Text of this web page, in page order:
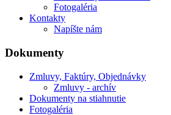
Fotogaléria
Kontakty
Napíšte nám
Dokumenty
Zmluvy, Faktúry, Objednávky
Zmluvy - archív
Dokumenty na stiahnutie
Fotogaléria